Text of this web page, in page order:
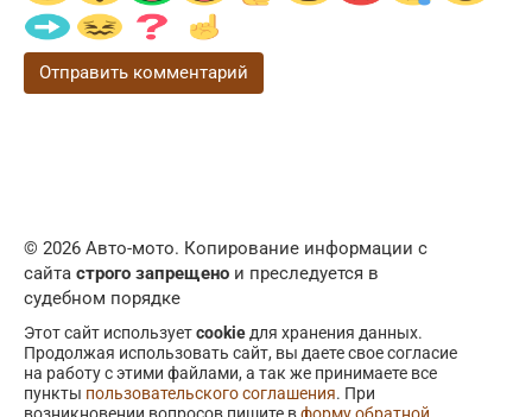
© 2026 Авто-мото. Копирование информации с
сайта строго запрещено и преследуется в
судебном порядке
Этот сайт используетcookie для хранения данных.
Продолжая использовать сайт, вы даете свое согласие
на работу с этими файлами, а так же принимаете все
пункты пользовательского соглашения. При